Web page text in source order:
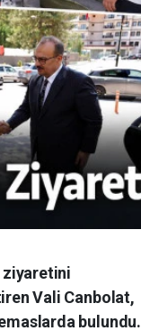
ziyaretini
Vali Canbolat,
bulundu.